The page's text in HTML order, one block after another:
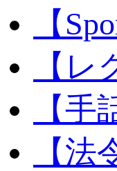
【
【
【
【